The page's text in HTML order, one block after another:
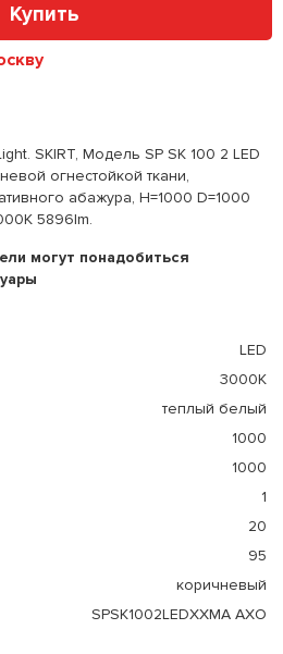
Купить
SKIRT, Модель SP SK 100 2 LED
огнестойкой ткани,
абажура, H=1000 D=1000
5896lm.
могут понадобиться
LED
3000К
теплый белый
1000
1000
1
20
95
коричневый
SPSK1002LEDXXMA AXO